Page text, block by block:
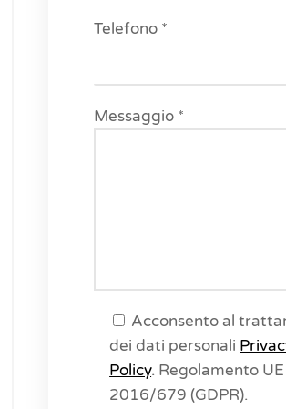
Telefono *
Messaggio *
Acconsento al
dei dati personali
Policy. Regolamento UE
2016/679 (GDPR).